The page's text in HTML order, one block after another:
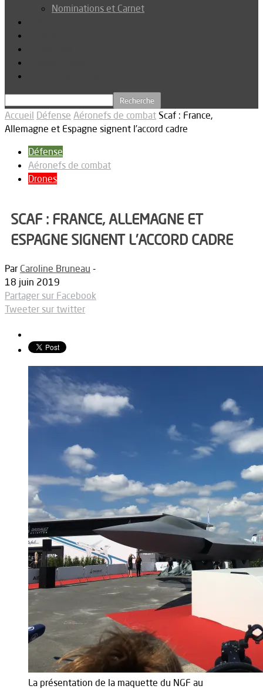
Nominations et Carnet
Accueil Défense Aéronefs de combat Scaf : France,
Allemagne et Espagne signent l’accord cadre
Défense
Aéronefs de combat
Drones
SCAF : FRANCE, ALLEMAGNE ET
ESPAGNE SIGNENT L’ACCORD CADRE
Par Caroline Bruneau -
18 juin 2019
Partager sur Facebook
Tweeter sur twitter
La présentation de la maquette du NGF au